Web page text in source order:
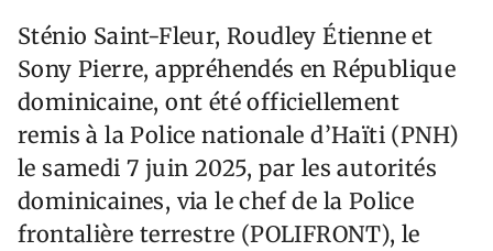
Sténio Saint-Fleur, Roudley Étienne et
Sony Pierre, appréhendés en République
dominicaine, ont été officiellement
remis à la Police nationale d’Haïti (PNH)
le samedi 7 juin 2025, par les autorités
dominicaines, via le chef de la Police
frontalière terrestre (POLIFRONT), le